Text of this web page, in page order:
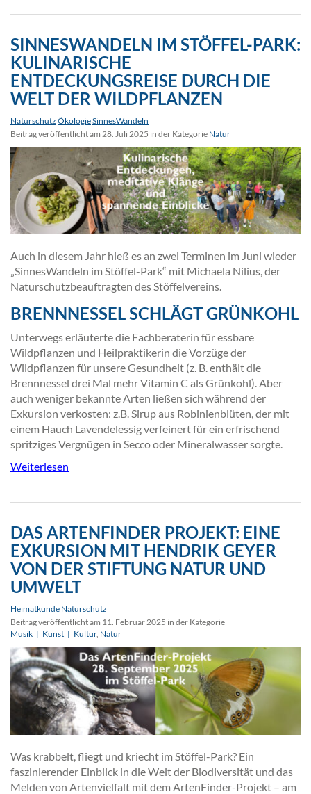
SINNESWANDELN IM STÖFFEL-PARK:
KULINARISCHE
ENTDECKUNGSREISE DURCH DIE
WELT DER WILDPFLANZEN
Naturschutz ÖkologieSinnesWandeln
Beitrag veröffentlicht am 28. Juli 2025 in der Kategorie Natur
Auch in diesem Jahr hieß es an zwei Terminen im Juni wieder
„SinnesWandeln im Stöffel-Park“ mit Michaela Nilius, der
Naturschutzbeauftragten des Stöffelvereins.
BRENNNESSEL SCHLÄGT GRÜNKOHL
Unterwegs erläuterte die Fachberaterin für essbare
Wildpflanzen und Heilpraktikerin die Vorzüge der
Wildpflanzen für unsere Gesundheit (z. B. enthält die
Brennnessel drei Mal mehr Vitamin C als Grünkohl). Aber
auch weniger bekannte Arten ließen sich während der
Exkursion verkosten: z.B. Sirup aus Robinienblüten, der mit
einem Hauch Lavendelessig verfeinert für ein erfrischend
spritziges Vergnügen in Secco oder Mineralwasser sorgte.
Weiterlesen
DAS ARTENFINDER PROJEKT: EINE
EXKURSION MIT HENDRIK GEYER
VON DER STIFTUNG NATUR UND
UMWELT
Heimatkunde Naturschutz
Beitrag veröffentlicht am 11. Februar 2025 in der Kategorie
Musik_|_Kunst_|_Kultur, Natur
Was krabbelt, fliegt und kriecht im Stöffel-Park? Ein
faszinierender Einblick in die Welt der Biodiversität und das
Melden von Artenvielfalt mit dem ArtenFinder-Projekt – am